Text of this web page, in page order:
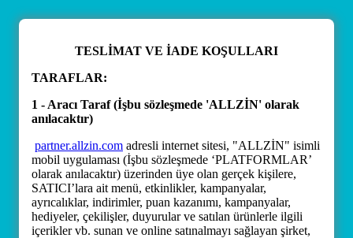
TESLİMAT VE İADE KOŞULLARI
TARAFLAR:
1 - Aracı Taraf (İşbu sözleşmede 'ALLZİN' olarak
anılacaktır)
partner.allzin.com adresli internet sitesi, "ALLZİN" isimli
mobil uygulaması (İşbu sözleşmede ‘PLATFORMLAR’
olarak anılacaktır) üzerinden üye olan gerçek kişilere,
SATICI’lara ait menü, etkinlikler, kampanyalar,
ayrıcalıklar, indirimler, puan kazanımı, kampanyalar,
hediyeler, çekilişler, duyurular ve satılan ürünlerle ilgili
içerikler vb. sunan ve online satınalmayı sağlayan şirket,